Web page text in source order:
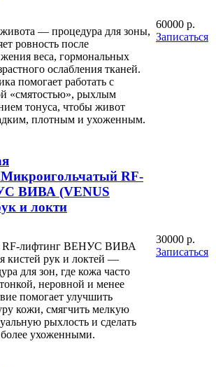
— процедура для зоны,
ровность после
веса, гормональных
ослабления тканей.
помогает работать с
«смятостью», рыхлым
тонуса, чтобы живот
плотным и ухоженным.
60000 р.
Записаться
RF-
ВИВА (VENUS
и локти
RF-лифтинг ВЕНУС ВИВА
кистей рук и локтей —
для зон, где кожа часто
неровной и менее
помогает улучшить
кожи, смягчить мелкую
рыхлость и сделать
ухоженными.
30000 р.
Записаться